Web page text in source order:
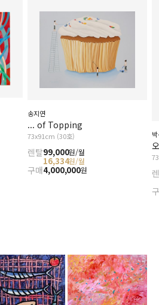
송지연
... of Topping
73x91cm (30호)
렌탈99,000원/월
16,334원/월
구매4,000,000원